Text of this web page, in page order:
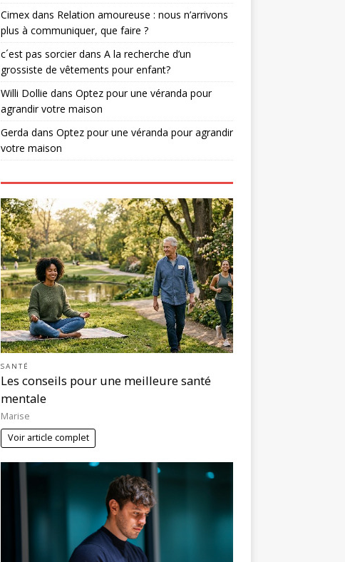
Cimexdans Relation amoureuse : nous n’arrivons
plus à communiquer, que faire ?
c´est pas sorcierdans A la recherche d’un
grossiste de vêtements pour enfant?
Willi Dollie dans Optez pour une véranda pour
agrandir votre maison
Gerda dans Optez pour une véranda pour agrandir
votre maison
SANTÉ
Les conseils pour une meilleure santé
mentale
Marise
Voir article complet